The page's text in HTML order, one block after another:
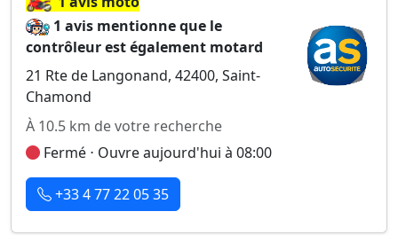
1 avis mentionne que le
contrôleur est également motard
21 Rte de Langonand, 42400, Saint-
Chamond
À 10.5 km de votre recherche
Fermé ⋅ Ouvre aujourd'hui à 08:00
+33 4 77 22 05 35